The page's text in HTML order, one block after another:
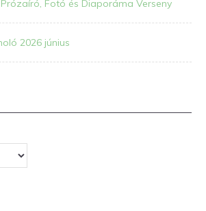
Fotó és Diaporáma Verseny
2026 június